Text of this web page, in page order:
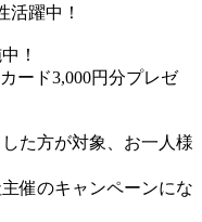
活躍中！
！
ード3,000円分プレゼ
た方が対象、お一人様
催のキャンペーンにな